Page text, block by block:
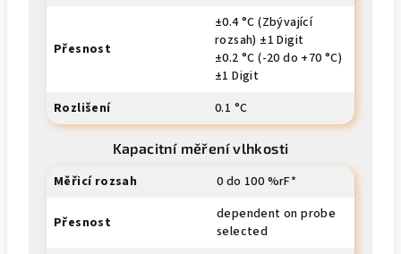
Přesnost
±0.4 °C (Zbývající
rozsah) ±1 Digit
±0.2 °C (-20 do +70 °C)
±1 Digit
Rozlišení
0.1 °C
Kapacitní měření vlhkosti
Měřicí rozsah 0 do 100 %rF*
Přesnost
dependent on probe
selected